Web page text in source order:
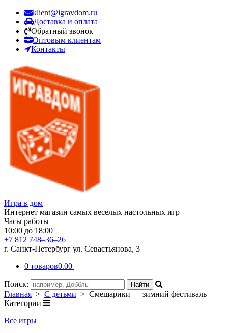
klient@igravdom.ru
Доставка и оплата
Обратный звонок
Оптовым клиентам
Контакты
Игра в дом
Интернет магазин самых веселых настольных игр
Часы работы
10:00 до 18:00
+7 812 748–36–26
г. Санкт-Петербург ул. Севастьянова, 3
0 товаров0.00
Поиск:
Главная > С детьми > Смешарики — зимний фестиваль
Категории
Все игры